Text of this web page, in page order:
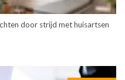
door strijd met huisartsen